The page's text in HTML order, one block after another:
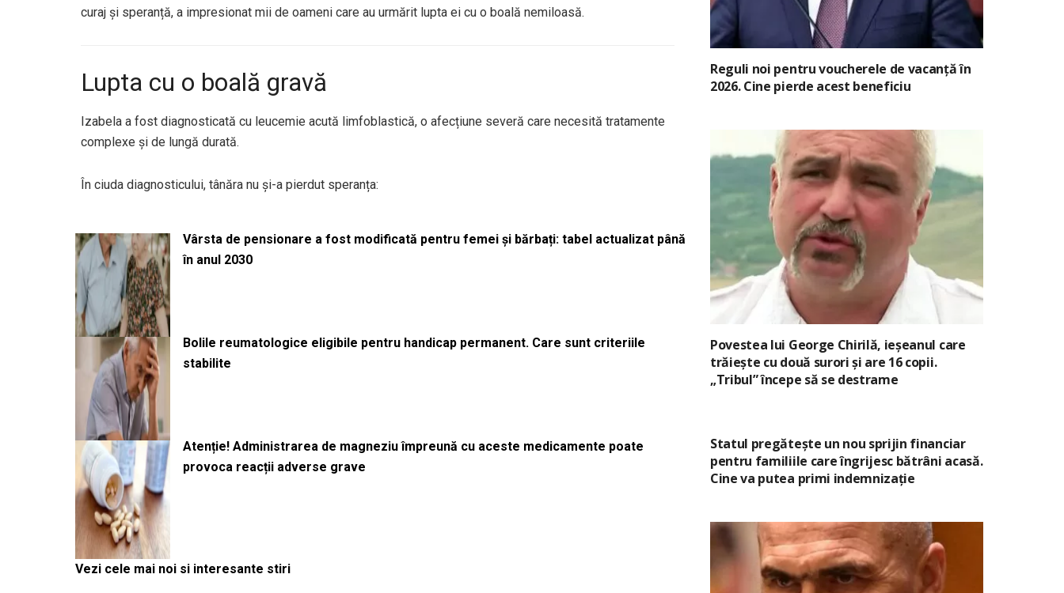
curaj și speranță, a impresionat mii de oameni care au urmărit lupta ei cu o boală nemiloasă.
Lupta cu o boală gravă
Izabela a fost diagnosticată cu leucemie acută limfoblastică, o afecțiune severă care necesită tratamente
complexe și de lungă durată.
În ciuda diagnosticului, tânăra nu și-a pierdut speranța:
Vârsta de pensionare a fost modificată pentru femei și bărbați: tabel actualizat până
în anul 2030
Bolile reumatologice eligibile pentru handicap permanent. Care sunt criteriile
stabilite
Atenție! Administrarea de magneziu împreună cu aceste medicamente poate
provoca reacții adverse grave
Vezi cele mai noi si interesante stiri
Reguli noi pentru voucherele de vacanță în
2026. Cine pierde acest beneficiu
Povestea lui George Chirilă, ieșeanul care
trăiește cu două surori și are 16 copii.
„Tribul” începe să se destrame
Statul pregătește un nou sprijin financiar
pentru familiile care îngrijesc bătrâni acasă.
Cine va putea primi indemnizație